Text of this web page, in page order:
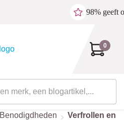
98% geeft
0
Benodigdheden Verfrollen en